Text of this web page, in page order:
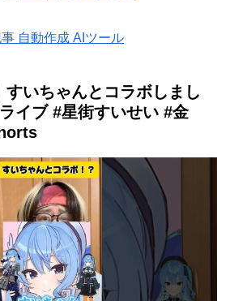
自動作成 AIツール
すいちゃんとコラボしまし
イブ #星街すいせい #金